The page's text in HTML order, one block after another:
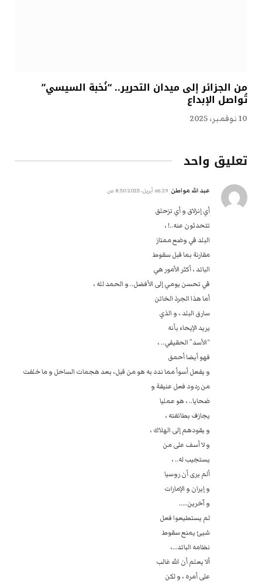
من الجزائر إلى ميدان التحرير.. “نُخبة السيسي”
تُواصل الإبداع
10 نوفمبر، 2025
تعليق واحد
عبد الله مواطن 29 أبريل، 2025 8:50 ص
أي إنزلاق و أي تزحلق
تتحدثون عنه..! ،
البلد في وضع ممتاز
مقارنة بما‎ ‎قبل سقوط
البائد ، أكثر الأمور هي
في تحسن يومي إلى الأفضل.. و الحمد لله ،
أما هذا الجرذ الخائن
سارق البلد ، و الذي
يريد الإيحاء بأنه
“الأسد” الحقيقي.. ،
فهو أيضا أحمق
و يفعل أسوأ مما ندد به هو من قبل، بعد هجمات الساحل و ما خلفت
من ردود فعل عنيفة و
ضحايا.. ، هو عمليا
يجازف بطائفته ، ‏‎
و يقودهم إلى الهلاك ،
و لا أسف على من
يستجيب له.. ،
ألم يرى أن روسيا
و إيران و الإمارات
و آخرين…..
لم يستطيعوا فعل
شيئ يمنع سقوط
نظامه البائد…،
‏ألا يعلم أن الله غالب
على أمره ، و لكن